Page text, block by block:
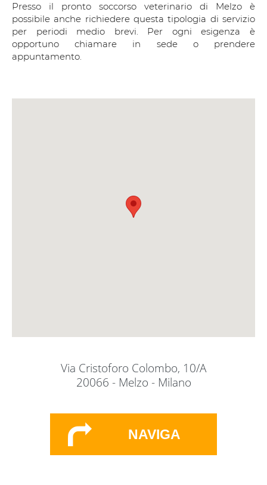
Presso il pronto soccorso veterinario di Melzo è
possibile anche richiedere questa tipologia di servizio
per periodi medio brevi. Per ogni esigenza è
opportuno chiamare in sede o prendere
appuntamento.
NAVIGA
Via Cristoforo Colombo, 10/A
20066 - Melzo - Milano